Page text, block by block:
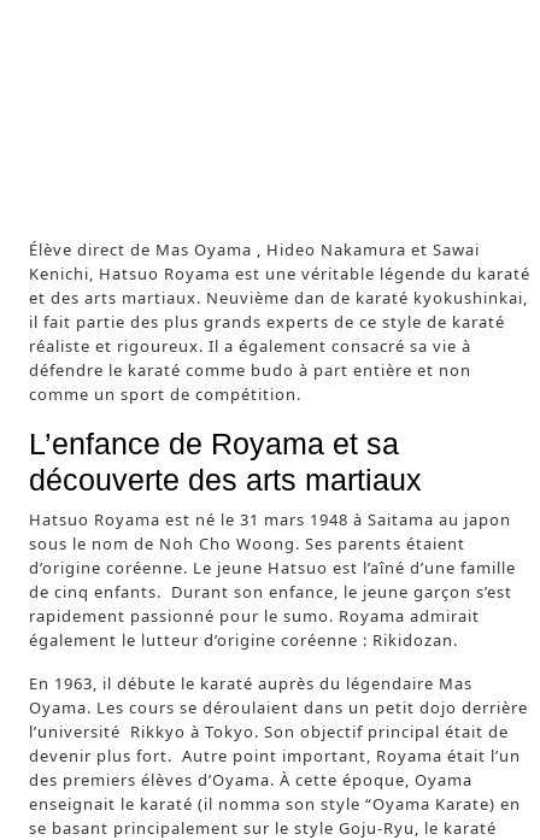
Élève direct de Mas Oyama , Hideo Nakamura et Sawai
Kenichi, Hatsuo Royama est une véritable légende du karaté
et des arts martiaux. Neuvième dan de karaté kyokushinkai,
il fait partie des plus grands experts de ce style de karaté
réaliste et rigoureux. Il a également consacré sa vie à
défendre le karaté comme budo à part entière et non
comme un sport de compétition.
L’enfance de Royama et sa
découverte des arts martiaux
Hatsuo Royama est né le 31 mars 1948 à Saitama au japon
sous le nom de Noh Cho Woong. Ses parents étaient
d’origine coréenne. Le jeune Hatsuo est l’aîné d’une famille
de cinq enfants. Durant son enfance, le jeune garçon s’est
rapidement passionné pour le sumo. Royama admirait
également le lutteur d’origine coréenne : Rikidozan.
En 1963, il débute le karaté auprès du légendaire Mas
Oyama. Les cours se déroulaient dans un petit dojo derrière
l’université Rikkyo à Tokyo. Son objectif principal était de
devenir plus fort. Autre point important, Royama était l’un
des premiers élèves d’Oyama. À cette époque, Oyama
enseignait le karaté (il nomma son style “Oyama Karate) en
se basant principalement sur le style Goju-Ryu, le karaté